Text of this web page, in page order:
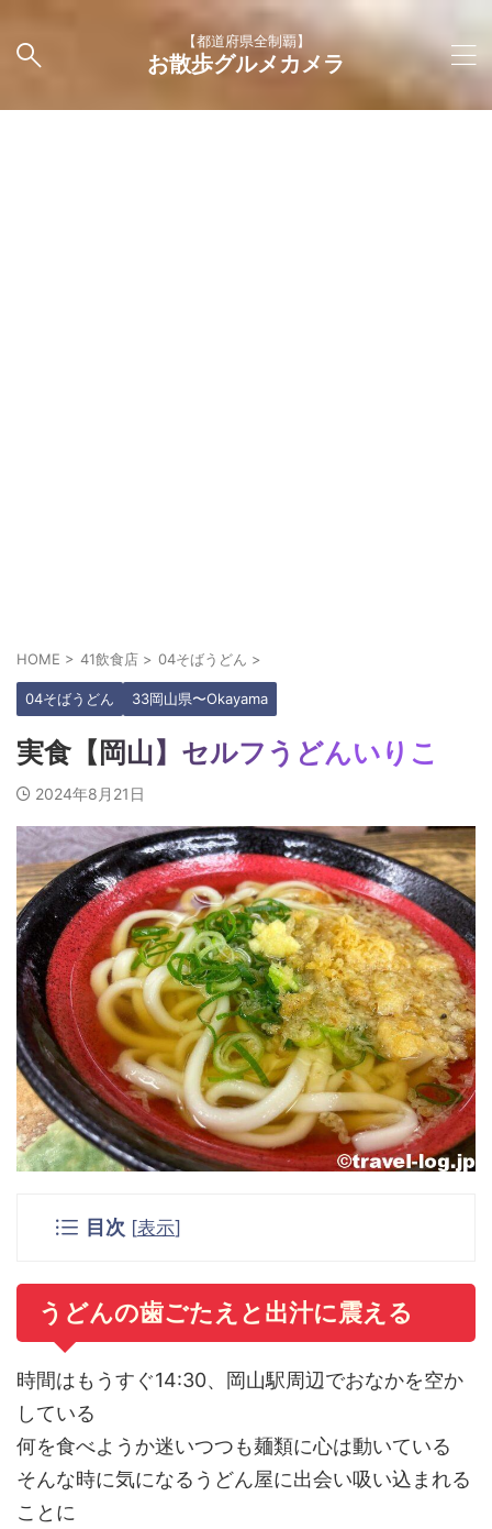
【都道府県全制覇】
お散歩グルメカメラ
HOME > 41飲食店 > 04そばうどん >
04そばうどん 33岡山県〜Okayama
実食【岡山】セルフうどんいりこ
2024年8月21日
目次 [表示]
うどんの歯ごたえと出汁に震える
時間はもうすぐ14:30、岡山駅周辺でおなかを空か
している
何を食べようか迷いつつも麺類に心は動いている
そんな時に気になるうどん屋に出会い吸い込まれる
ことに